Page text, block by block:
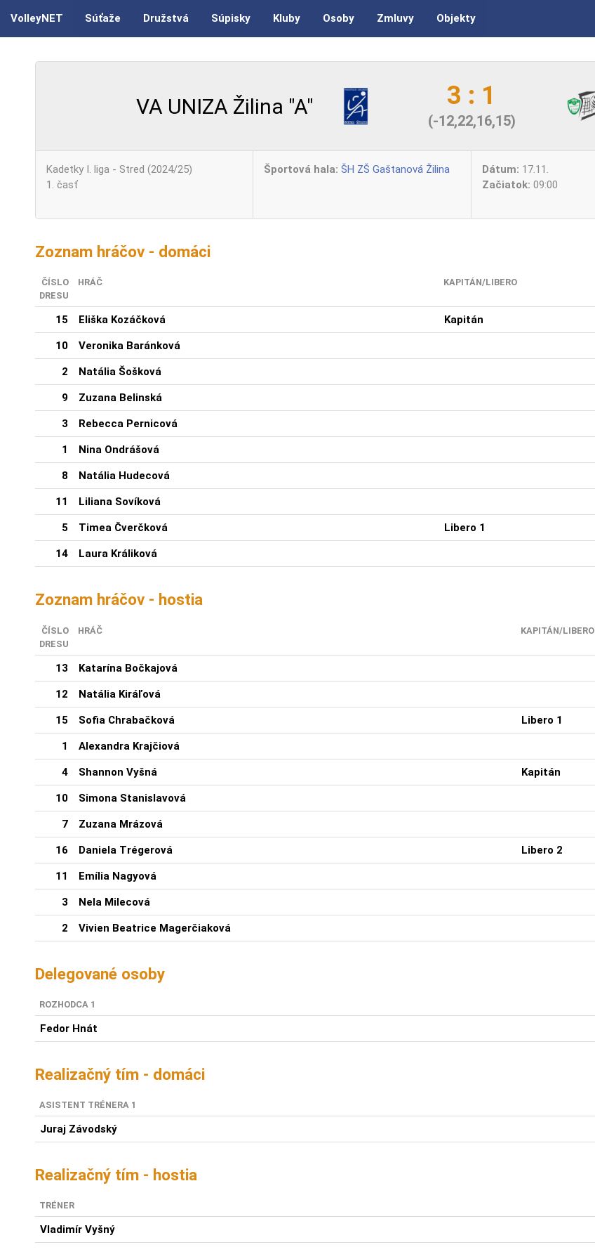
VolleyNET Súťaže Družstvá Súpisky Kluby Osoby Zmluvy Objekty
VA UNIZA Žilina "A" 3 : 1
(-12,22,16,15)
Kadetky I. liga - Stred (2024/25)
1. časť
Športová hala: ŠH ZŠ Gaštanová Žilina Dátum: 17.11.
Začiatok: 09:00
Zoznam hráčov - domáci
ČÍSLO
DRESU
HRÁČ KAPITÁN/LIBERO
15 Eliška Kozáčková Kapitán
10 Veronika Baránková
2 Natália Šošková
9 Zuzana Belinská
3 Rebecca Pernicová
1 Nina Ondrášová
8 Natália Hudecová
11 Liliana Sovíková
5 Timea Čverčková Libero 1
14 Laura Králiková
Zoznam hráčov - hostia
ČÍSLO
DRESU
HRÁČ KAPITÁN/LIBERO
13 Katarína Bočkajová
12 Natália Kiráľová
15 Sofia Chrabačková Libero 1
1 Alexandra Krajčiová
4 Shannon Vyšná Kapitán
10 Simona Stanislavová
7 Zuzana Mrázová
16 Daniela Trégerová Libero 2
11 Emília Nagyová
3 Nela Milecová
2 Vivien Beatrice Magerčiaková
Delegované osoby
ROZHODCA 1
Fedor Hnát
Realizačný tím - domáci
ASISTENT TRÉNERA 1
Juraj Závodský
Realizačný tím - hostia
TRÉNER
Vladimír Vyšný